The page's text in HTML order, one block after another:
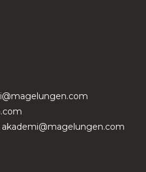
akademi@magelungen.com